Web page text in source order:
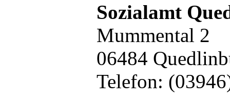
Sozialamt
Mummental 2
06484
Telefon: